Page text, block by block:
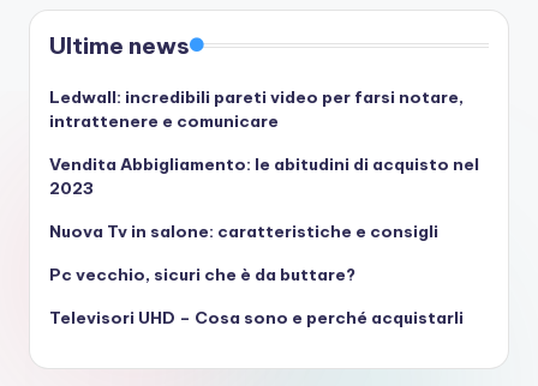
Ultime news
Ledwall: incredibili pareti video per farsi notare,
intrattenere e comunicare
Vendita Abbigliamento: le abitudini di acquisto nel
2023
Nuova Tv in salone: caratteristiche e consigli
Pc vecchio, sicuri che è da buttare?
Televisori UHD – Cosa sono e perché acquistarli